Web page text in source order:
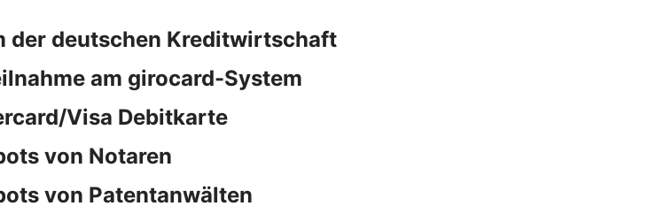
der deutschen Kreditwirtschaft
am girocard-System
Visa Debitkarte
von Notaren
von Patentanwälten